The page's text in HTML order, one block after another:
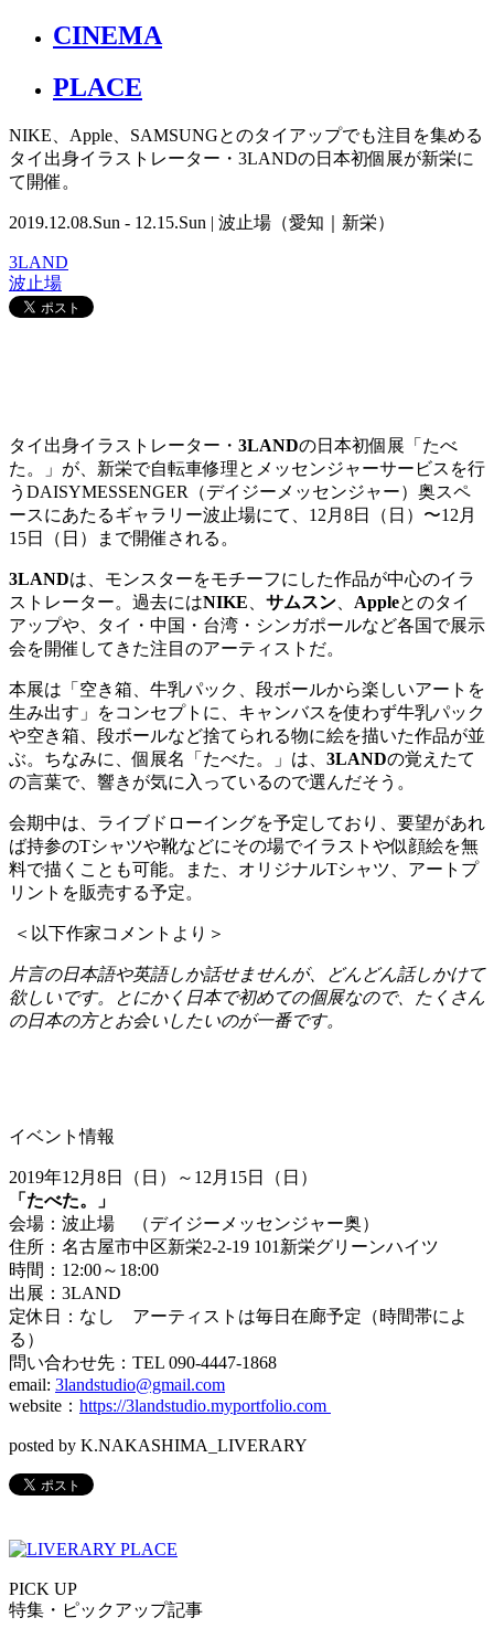
CINEMA
PLACE
NIKE、Apple、SAMSUNGとのタイアップでも注目を集める
タイ出身イラストレーター・3LANDの日本初個展が新栄に
て開催。
2019.12.08.Sun - 12.15.Sun | 波止場（愛知｜新栄）
3LAND
波止場
タイ出身イラストレーター・ 3LANDの日本初個展「たべ
た。」が、新栄で自転車修理とメッセンジャーサービスを行
うDAISYMESSENGER（デイジーメッセンジャー）奥スペ
ースにあたるギャラリー波止場にて、 12 月 8日（日）〜12 月
15日（日）まで開催される。
3LANDは、モンスターをモチーフにした作品が中心のイラ
ストレーター。過去にはNIKE サムスン Appleとのタイ
アップや、タイ・中国・台湾・シンガポールなど各国で展示
会を開催してきた注目のアーティストだ。
本展は「空き箱、牛乳パック、段ボールから楽しいアートを
生み出す」をコンセプトに、キャンバスを使わず牛乳パック
や空き箱、段ボールなど捨てられる物に絵を描いた作品が並
ぶ。ちなみに、個展名「たべた。」は、 3LANDの覚えたて
の言葉で、響きが気に入っているので選んだそう。
会期中は、ライブドローイングを予定しており、要望があれ
ば持参のTシャツや靴などにその場でイラストや似顔絵を無
料で描くことも可能。また、オリジナルTシャツ、アートプ
リントを販売する予定。
＜以下作家コメントより＞
片言の日本語や英語しか話せませんが、どんどん話しかけて
欲しいです。とにかく日本で初めての個展なので、たくさん
の日本の方とお会いしたいのが一番です。
イベント情報
2019年12 月 8日（日）～ 12 月 15日（日）
「たべた。」
会場：波止場 （デイジーメッセンジャー奥）
住所：名古屋市中区新栄2-2-19 101 新栄グリーンハイツ
時間： 12:00～ 18:00
出展： 3LAND
定休日：なし アーティストは毎日在廊予定（時間帯によ
る）
問い合わせ先： TEL 090-4447-1868
email: 3landstudio@gmail.com
website ： https://3landstudio.myportfolio.com
posted by K.NAKASHIMA_LIVERARY
PICK UP
特集・ピックアップ記事